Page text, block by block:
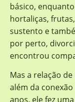
básico,
hortaliças,
sustento e
por perto,
encontrou
Mas a relação
além da
anos, ele fez